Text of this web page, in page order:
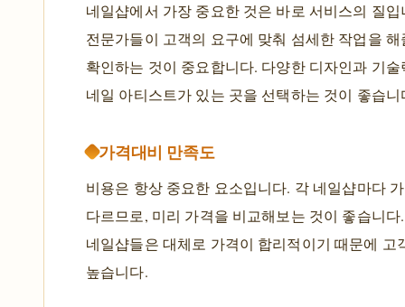
네일샵에서 가장 중요한 것은 바로 서비스의 질입
전문가들이 고객의 요구에 맞춰 섬세한 작업을
확인하는 것이 중요합니다. 다양한 디자인과 기
네일 아티스트가 있는 곳을 선택하는 것이 좋습니
가격대비 만족도
비용은 항상 중요한 요소입니다. 각 네일샵마다
다르므로, 미리 가격을 비교해보는 것이 좋습니
네일샵들은 대체로 가격이 합리적이기 때문에 고
높습니다.